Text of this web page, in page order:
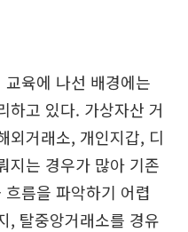
육에 나선 배경에는
하고 있다. 가상자산 거
외거래소, 개인지갑, 디
지는 경우가 많아 기존
름을 파악하기 어렵
, 탈중앙거래소를 경유